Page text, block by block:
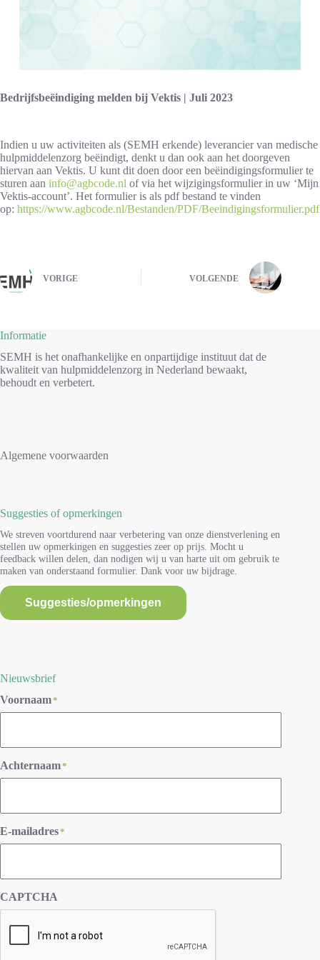
Bedrijfsbeëindiging melden bij Vektis | Juli 2023
Indien u uw activiteiten als (SEMH erkende) leverancier van medische
hulpmiddelenzorg beëindigt, denkt u dan ook aan het doorgeven
hiervan aan Vektis. U kunt dit doen door een beëindigingsformulier te
sturen aan info@agbcode.nl of via het wijzigingsformulier in uw ‘Mijn
Vektis-account’. Het formulier is als pdf bestand te vinden
op: https://www.agbcode.nl/Bestanden/PDF/Beeindigingsformulier.pdf
VORIGE VOLGENDE
Informatie
SEMH is het onafhankelijke en onpartijdige instituut dat de
kwaliteit van hulpmiddelenzorg in Nederland bewaakt,
behoudt en verbetert.
Algemene voorwaarden
Suggesties of opmerkingen
We streven voortdurend naar verbetering van onze dienstverlening en
stellen uw opmerkingen en suggesties zeer op prijs. Mocht u
feedback willen delen, dan nodigen wij u van harte uit om gebruik te
maken van onderstaand formulier. Dank voor uw bijdrage.
Suggesties/opmerkingen
Nieuwsbrief
Voornaam*
Achternaam*
E-mailadres*
CAPTCHA